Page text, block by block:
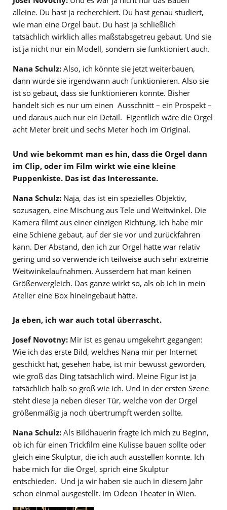
alleine. Du hast ja recherchiert. Du hast genau studiert,
wie man eine Orgel baut. Du hast ja schließlich
tatsächlich wirklich alles maßstabsgetreu gebaut. Und sie
ist ja nicht nur ein Modell, sondern sie funktioniert auch.
Nana Schulz: Also, ich könnte sie jetzt weiterbauen,
dann würde sie irgendwann auch funktionieren. Also sie
ist so gebaut, dass sie funktionieren könnte. Bisher
handelt sich es nur um einen Ausschnitt – ein Prospekt –
und daraus auch nur ein Detail. Eigentlich wäre die Orgel
acht Meter breit und sechs Meter hoch im Original.
Und wie bekommt man es hin, dass die Orgel dann
im Clip, oder im Film wirkt wie eine kleine
Puppenkiste. Das ist das Interessante.
Nana Schulz: Naja, das ist ein spezielles Objektiv,
sozusagen, eine Mischung aus Tele und Weitwinkel. Die
Kamera filmt aus einer einzigen Richtung, ich habe mir
eine Schiene gebaut, auf der sie vor und zurückfahren
kann. Der Abstand, den ich zur Orgel hatte war relativ
gering und so verwende ich teilweise auch sehr extreme
Weitwinkelaufnahmen. Ausserdem hat man keinen
Größenvergleich. Das ganze wirkt so, als ob ich in mein
Atelier eine Box hineingebaut hätte.
Ja eben, ich war auch total überrascht.
Josef Novotny: Mir ist es genau umgekehrt gegangen:
Wie ich das erste Bild, welches Nana mir per Internet
geschickt hat, gesehen habe, ist mir bewusst geworden,
wie groß das Ding tatsächlich wird. Meine Figur ist ja
tatsächlich halb so groß wie ich. Und in der ersten Szene
steht diese ja neben dieser Tür, welche von der Orgel
größenmäßig ja noch übertrumpft werden sollte.
Nana Schulz: Als Bildhauerin fragte ich mich zu Beginn,
ob ich für einen Trickfilm eine Kulisse bauen sollte oder
gleich eine Skulptur, die ich auch ausstellen könnte. Ich
habe mich für die Orgel, sprich eine Skulptur
entschieden. Und ja wir haben sie auch in diesem Jahr
schon einmal ausgestellt. Im Odeon Theater in Wien.